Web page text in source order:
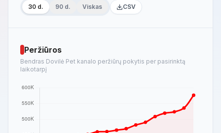
30 d. 90 d. Viskas CSV
Peržiūros
Bendras Dovilė Pet kanalo peržiūrų pokytis per pasirinktą
laikotarpį